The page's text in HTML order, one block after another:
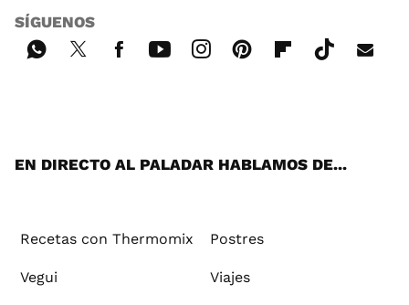
SÍGUENOS
EN DIRECTO AL PALADAR HABLAMOS DE...
Recetas con Thermomix Postres
Vegui Viajes